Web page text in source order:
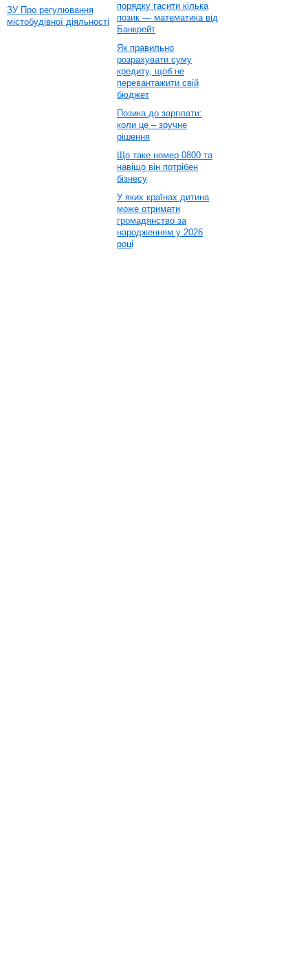
ЗУ Про регулювання
містобудівної діяльності
порядку гасити кілька
позик — математика від
Банкрейт
Як правильно
розрахувати суму
кредиту, щоб не
перевантажити свій
бюджет
Позика до зарплати:
коли це – зручне
рішення
Що таке номер 0800 та
навіщо він потрібен
бізнесу
У яких країнах дитина
може отримати
громадянство за
народженням у 2026
році